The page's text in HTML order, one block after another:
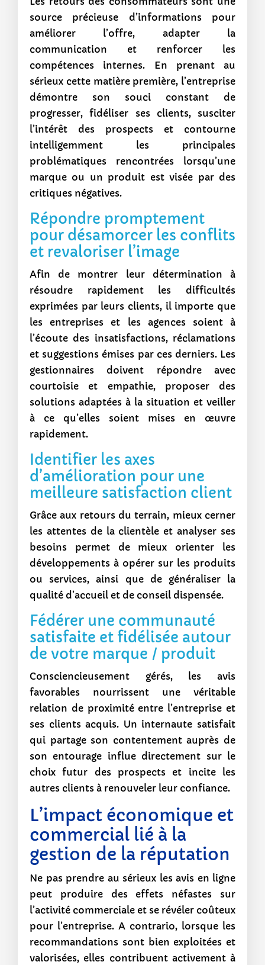
source précieuse d’informations pour
améliorer l’offre, adapter la
communication et renforcer les
compétences internes. En prenant au
sérieux cette matière première, l’entreprise
démontre son souci constant de
progresser, fidéliser ses clients, susciter
l’intérêt des prospects et contourne
intelligemment les principales
problématiques rencontrées lorsqu’une
marque ou un produit est visée par des
critiques négatives.
Répondre promptement
pour désamorcer les conflits
et revaloriser l’image
Afin de montrer leur détermination à
résoudre rapidement les difficultés
exprimées par leurs clients, il importe que
les entreprises et les agences soient à
l’écoute des insatisfactions, réclamations
et suggestions émises par ces derniers. Les
gestionnaires doivent répondre avec
courtoisie et empathie, proposer des
solutions adaptées à la situation et veiller
à ce qu’elles soient mises en œuvre
rapidement.
Identifier les axes
d’amélioration pour une
meilleure satisfaction client
Grâce aux retours du terrain, mieux cerner
les attentes de la clientèle et analyser ses
besoins permet de mieux orienter les
développements à opérer sur les produits
ou services, ainsi que de généraliser la
qualité d’accueil et de conseil dispensée.
Fédérer une communauté
satisfaite et fidélisée autour
de votre marque / produit
Consciencieusement gérés, les avis
favorables nourrissent une véritable
relation de proximité entre l’entreprise et
ses clients acquis. Un internaute satisfait
qui partage son contentement auprès de
son entourage influe directement sur le
choix futur des prospects et incite les
autres clients à renouveler leur confiance.
L’impact économique et
commercial lié à la
gestion de la réputation
Ne pas prendre au sérieux les avis en ligne
peut produire des effets néfastes sur
l’activité commerciale et se révéler coûteux
pour l’entreprise. A contrario, lorsque les
recommandations sont bien exploitées et
valorisées, elles contribuent activement à